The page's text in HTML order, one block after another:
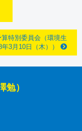
特別委員会（環境生
3月10日（木））
）